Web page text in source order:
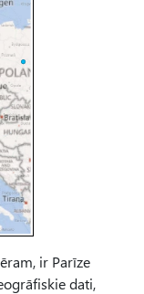
ir Parīze
dati,